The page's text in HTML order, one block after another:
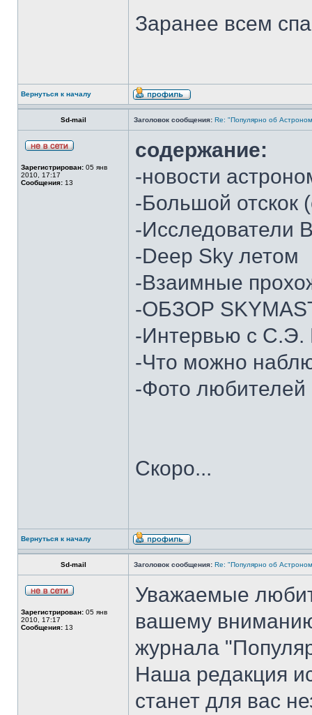
Заранее всем
Вернуться к началу
Sd-mail Заголовок сообщения: Re: "Популярно об
Зарегистрирован: 05 янв
2010, 17:17
Сообщения: 13
содержание:
-новости
-Большой отскок
-Исследователи
-Deep Sky летом
-Взаимные
-ОБЗОР
-Интервью с
-Что можно
-Фото любителей
Скоро...
Вернуться к началу
Sd-mail Заголовок сообщения: Re: "Популярно об
Зарегистрирован: 05 янв
2010, 17:17
Сообщения: 13
Уважаемые
вашему
журнала
Наша редакция
станет для вас